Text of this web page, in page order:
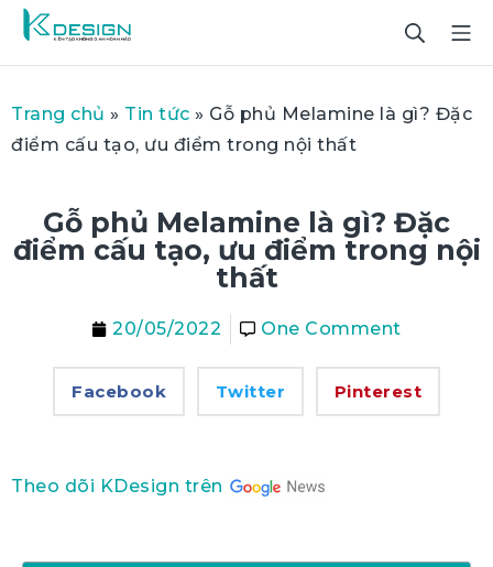
Trang chủ » Tin tức » Gỗ phủ Melamine là gì? Đặc
điểm cấu tạo, ưu điểm trong nội thất
Gỗ phủ Melamine là gì? Đặc
điểm cấu tạo, ưu điểm trong nội
thất
20/05/2022 One Comment
Facebook Twitter Pinterest
Theo dõi KDesign trên